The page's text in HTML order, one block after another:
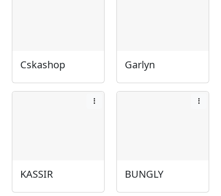
Cskashop Garlyn
KASSIR BUNGLY